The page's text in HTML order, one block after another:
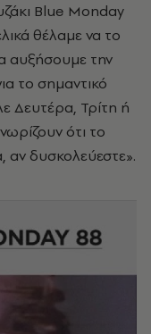
Blue Monday
θέλαμε να το
αυξήσουμε την
το σημαντικό
Δευτέρα, Τρίτη ή
ότι το
αν δυσκολεύεστε».